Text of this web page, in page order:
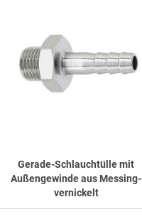
Gerade-Schlauchtülle mit
Außengewinde aus Messing-
vernickelt